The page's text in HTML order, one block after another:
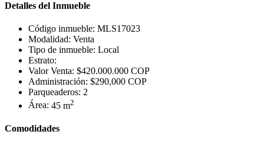
Detalles del Inmueble
Código inmueble: MLS17023
Modalidad: Venta
Tipo de inmueble: Local
Estrato:
Valor Venta: $420.000.000 COP
Administración: $290,000 COP
Parqueaderos: 2
Área: 45 m2
Comodidades